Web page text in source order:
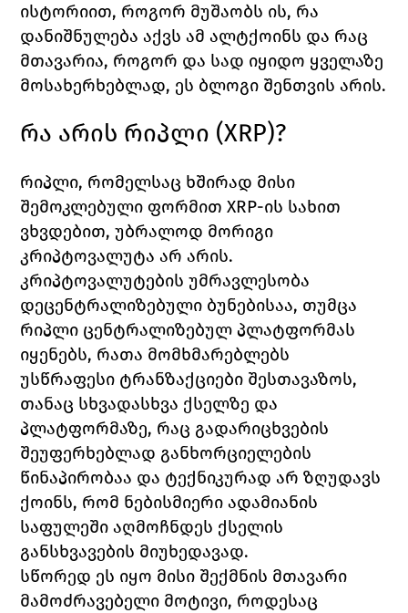
ისტორიით, როგორ მუშაობს ის, რა
დანიშნულება აქვს ამ ალტქოინს და რაც
მთავარია, როგორ და სად იყიდო ყველაზე
მოსახერხებლად, ეს ბლოგი შენთვის არის.
რა არის რიპლი (XRP)?
რიპლი, რომელსაც ხშირად მისი
შემოკლებული ფორმით XRP-ის სახით
ვხვდებით, უბრალოდ მორიგი
კრიპტოვალუტა არ არის.
კრიპტოვალუტების უმრავლესობა
დეცენტრალიზებული ბუნებისაა, თუმცა
რიპლი ცენტრალიზებულ პლატფორმას
იყენებს, რათა მომხმარებლებს
უსწრაფესი ტრანზაქციები შესთავაზოს,
თანაც სხვადასხვა ქსელზე და
პლატფორმაზე, რაც გადარიცხვების
შეუფერხებლად განხორციელების
წინაპირობაა და ტექნიკურად არ ზღუდავს
ქოინს, რომ ნებისმიერი ადამიანის
საფულეში აღმოჩნდეს ქსელის
განსხვავების მიუხედავად.
სწორედ ეს იყო მისი შექმნის მთავარი
მამოძრავებელი მოტივი, როდესაც